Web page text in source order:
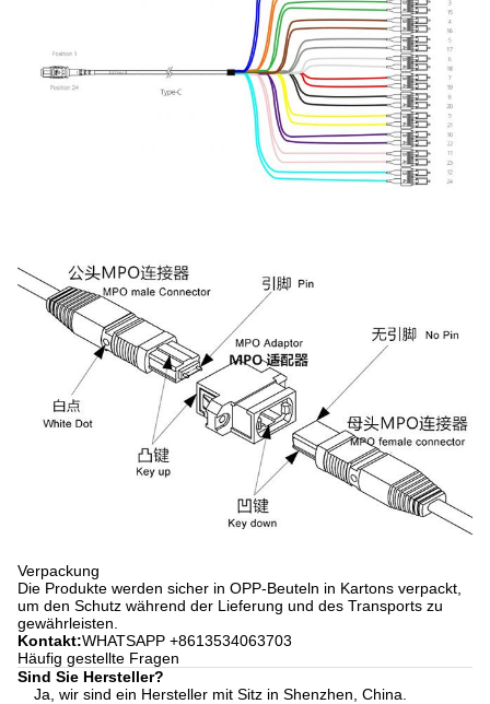
Verpackung
Die Produkte werden sicher in OPP-Beuteln in Kartons verpackt,
um den Schutz während der Lieferung und des Transports zu
gewährleisten.
Kontakt:WHATSAPP +8613534063703
Häufig gestellte Fragen
Sind Sie Hersteller?
Ja, wir sind ein Hersteller mit Sitz in Shenzhen, China.